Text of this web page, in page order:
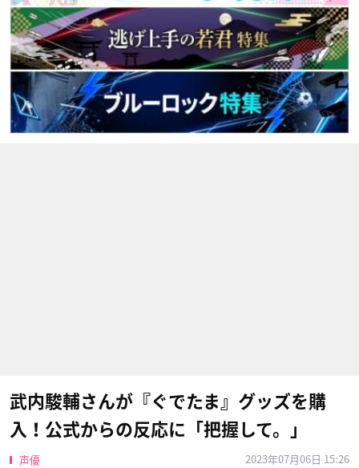
武内駿輔さんが『ぐでたま』グッズを購
入！公式からの反応に「把握して。」
声優 2023年07月06日 15:26